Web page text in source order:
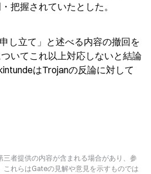
把握されていたとした。
し立て」と述べる内容の撤回を
いてこれ以上対応しないと結論
はTrojanの反論に対して
者提供の内容が含まれる場合があり、参
れらはGateの見解や意見を示すものでは